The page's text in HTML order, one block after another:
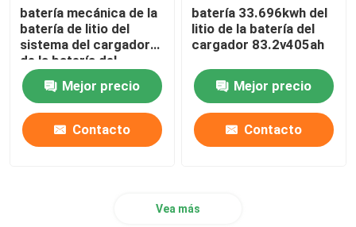
batería mecánica de la
batería de litio del
sistema del cargador
de la batería del
cargador de 614.4V
255Ah Mejor precio
Contacto
batería 33.696kwh del
litio de la batería del
cargador 83.2v405ah
Mejor precio
Contacto
Vea más